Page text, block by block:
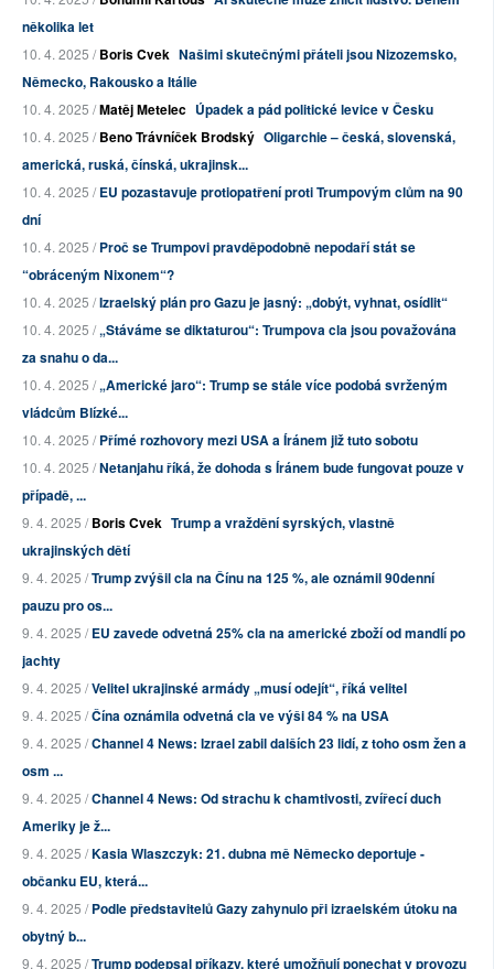
několika let
10. 4. 2025 /Boris Cvek Našimi skutečnými přáteli jsou Nizozemsko,
Německo, Rakousko a Itálie
10. 4. 2025 /Matěj Metelec Úpadek a pád politické levice v Česku
10. 4. 2025 /Beno Trávníček Brodský Oligarchie – česká, slovenská,
americká, ruská, čínská, ukrajinsk...
10. 4. 2025 /EU pozastavuje protiopatření proti Trumpovým clům na 90
dní
10. 4. 2025 /Proč se Trumpovi pravděpodobně nepodaří stát se
“obráceným Nixonem“?
10. 4. 2025 /Izraelský plán pro Gazu je jasný: „dobýt, vyhnat, osídlit“
10. 4. 2025 /„Stáváme se diktaturou“: Trumpova cla jsou považována
za snahu o da...
10. 4. 2025 /„Americké jaro“: Trump se stále více podobá svrženým
vládcům Blízké...
10. 4. 2025 /Přímé rozhovory mezi USA a Íránem již tuto sobotu
10. 4. 2025 /Netanjahu říká, že dohoda s Íránem bude fungovat pouze v
případě, ...
9. 4. 2025 /Boris Cvek Trump a vraždění syrských, vlastně
ukrajinských dětí
9. 4. 2025 /Trump zvýšil cla na Čínu na 125 %, ale oznámil 90denní
pauzu pro os...
9. 4. 2025 /EU zavede odvetná 25% cla na americké zboží od mandlí po
jachty
9. 4. 2025 /Velitel ukrajinské armády „musí odejít“, říká velitel
9. 4. 2025 /Čína oznámila odvetná cla ve výši 84 % na USA
9. 4. 2025 /Channel 4 News: Izrael zabil dalších 23 lidí, z toho osm žen a
osm ...
9. 4. 2025 /Channel 4 News: Od strachu k chamtivosti, zvířecí duch
Ameriky je ž...
9. 4. 2025 /Kasia Wlaszczyk: 21. dubna mě Německo deportuje -
občanku EU, která...
9. 4. 2025 /Podle představitelů Gazy zahynulo při izraelském útoku na
obytný b...
9. 4. 2025 /Trump podepsal příkazy, které umožňují ponechat v provozu